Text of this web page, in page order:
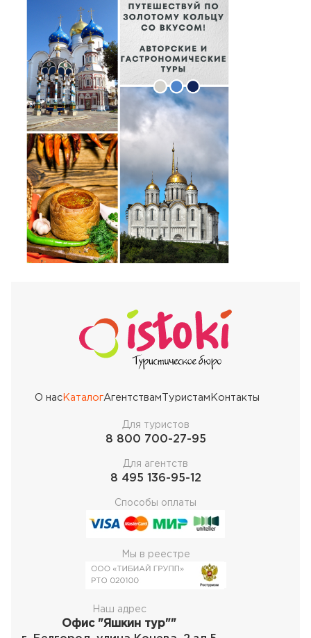
О насКаталогАгентствам Туристам Контакты
Для туристов
8 800 700-27-95
Для агентств
8 495 136-95-12
Способы оплаты
Мы в реестре
Наш адрес
Офис "Яшкин тур""